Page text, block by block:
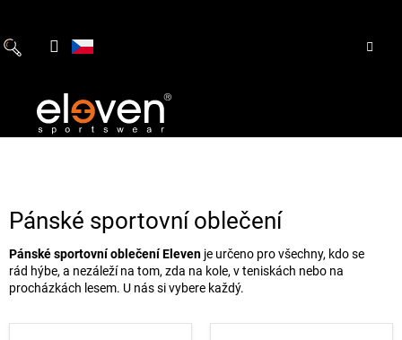
obsah
Pánské sportovní oblečení
Pánské sportovní oblečení Eleven je určeno pro všechny, kdo se
rád hýbe, a nezáleží na tom, zda na kole, v teniskách nebo na
procházkách lesem. U nás si vybere každý.